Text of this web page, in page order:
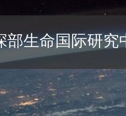
部生命国际研究